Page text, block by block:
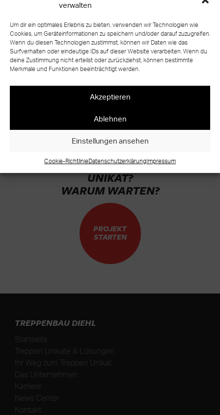
verwalten
Um dir ein optimales Erlebnis zu bieten, verwenden wir Technologien wie
Cookies, um Geräteinformationen zu speichern und/oder darauf zuzugreifen.
Wenn du diesen Technologien zustimmst, können wir Daten wie das
Surfverhalten oder eindeutige IDs auf dieser Website verarbeiten. Wenn du
deine Zustimmung nicht erteilst oder zurückziehst, können bestimmte
Merkmale und Funktionen beeinträchtigt werden.
Akzeptieren
Ablehnen
Einstellungen ansehen
Cookie-RichtlinieDatenschutzerklärungImpressum
zurück zur Übersicht
BEREIT FÜR IHR EIGENES TREPPEN
UNIKAT?
WARUM WARTEN?
PROJEKT
STARTEN
TREPPENBAU DIEHL
Startseite
Treppen Unikate & Lösungen
Ihr Weg zum Treppen Unikat
Das Unternehmen
Karriere
News Center
Kontakt